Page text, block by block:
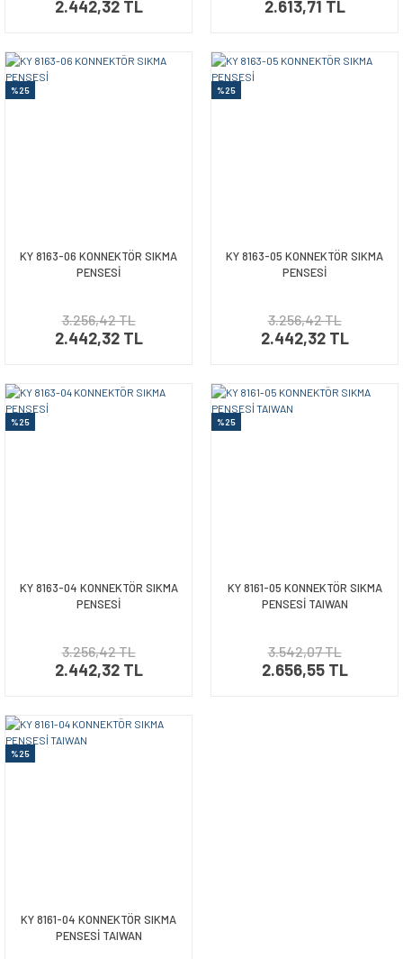
2.442,32 TL 2.613,71 TL
%25
KY 8163-06 KONNEKTÖR SIKMA
PENSESİ
3.256,42 TL
2.442,32 TL
%25
KY 8163-05 KONNEKTÖR SIKMA
PENSESİ
3.256,42 TL
2.442,32 TL
%25
KY 8163-04 KONNEKTÖR SIKMA
PENSESİ
3.256,42 TL
2.442,32 TL
%25
KY 8161-05 KONNEKTÖR SIKMA
PENSESİ TAIWAN
3.542,07 TL
2.656,55 TL
%25
KY 8161-04 KONNEKTÖR SIKMA
PENSESİ TAIWAN